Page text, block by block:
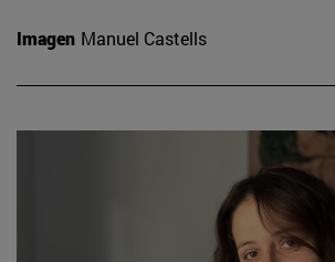
Imagen Manuel Castells